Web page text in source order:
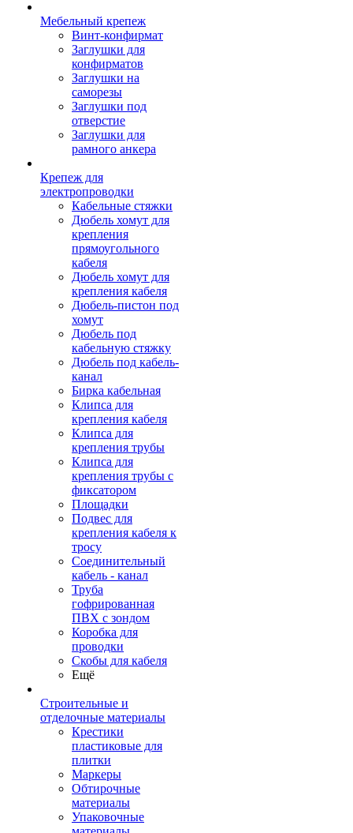
Мебельный крепеж
Винт-конфирмат
Заглушки для
конфирматов
Заглушки на
саморезы
Заглушки под
отверстие
Заглушки для
рамного анкера
Крепеж для
электропроводки
Кабельные стяжки
Дюбель хомут для
крепления
прямоугольного
кабеля
Дюбель хомут для
крепления кабеля
Дюбель-пистон под
хомут
Дюбель под
кабельную стяжку
Дюбель под кабель-
канал
Бирка кабельная
Клипса для
крепления кабеля
Клипса для
крепления трубы
Клипса для
крепления трубы с
фиксатором
Площадки
Подвес для
крепления кабеля к
тросу
Соединительный
кабель - канал
Труба
гофрированная
ПВХ с зондом
Коробка для
проводки
Скобы для кабеля
Ещё
Строительные и
отделочные материалы
Крестики
пластиковые для
плитки
Маркеры
Обтирочные
материалы
Упаковочные